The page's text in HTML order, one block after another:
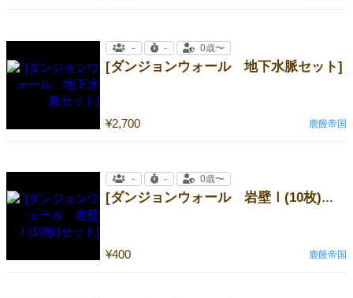
[ダンジョンウォール 地下水脈セット]
¥2,700
- - 0歳〜
鹿饅帝国
[ダンジョンウォール 岩壁Ⅰ(10枚)セット]
¥400
- - 0歳〜
鹿饅帝国